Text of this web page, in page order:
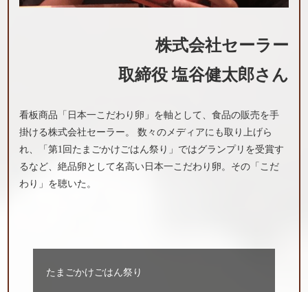
株式会社セーラー
取締役 塩谷健太郎さん
看板商品「日本一こだわり卵」を軸として、食品の販売を手
掛ける株式会社セーラー。 数々のメディアにも取り上げら
れ、「第1回たまごかけごはん祭り」ではグランプリを受賞す
るなど、絶品卵として名高い日本一こだわり卵。その「こだ
わり」を聴いた。
たまごかけごはん祭り